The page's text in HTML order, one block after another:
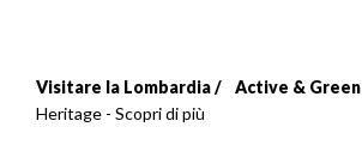
Briciole
Visitare la Lombardia Active & Green
Heritage - Scopri di più